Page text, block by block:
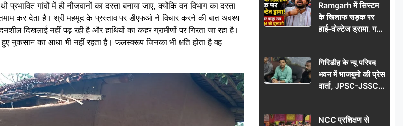
प्रभावित गांवों में ही नौजवानों का दस्ता बनाया जाए, क्योंकि वन विभाग का दस्ता
कर देता है। श्री महमूद के प्रस्ताव पर डीएफओ ने विचार करने की बात अवश्य
दिखलाई नहीं पड़ रही है और हाथियों का कहर ग्रामीणों पर गिरता जा रहा है।
नुकसान का आधा भी नहीं रहता है। फलस्वरूप जिनका भी क्षति होता है वह
पुलिस टीम का जताया
आभार
Ramgarh में सिस्टम
के खिलाफ सड़क पर
हाई-वोल्टेज ड्रामा, गर्दन
पर चाकू रख बोला- CM
वायरल
गिरिडीह के न्यू परिषद
भवन में भाजयुमो की प्रेस
वार्ता, JPSC-JSSC
पेपर लीक के विरोध में
विधानसभा घेराव का
NCC प्रशिक्षण से